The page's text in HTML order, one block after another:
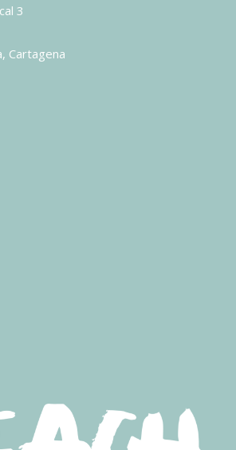
3
Cartagena